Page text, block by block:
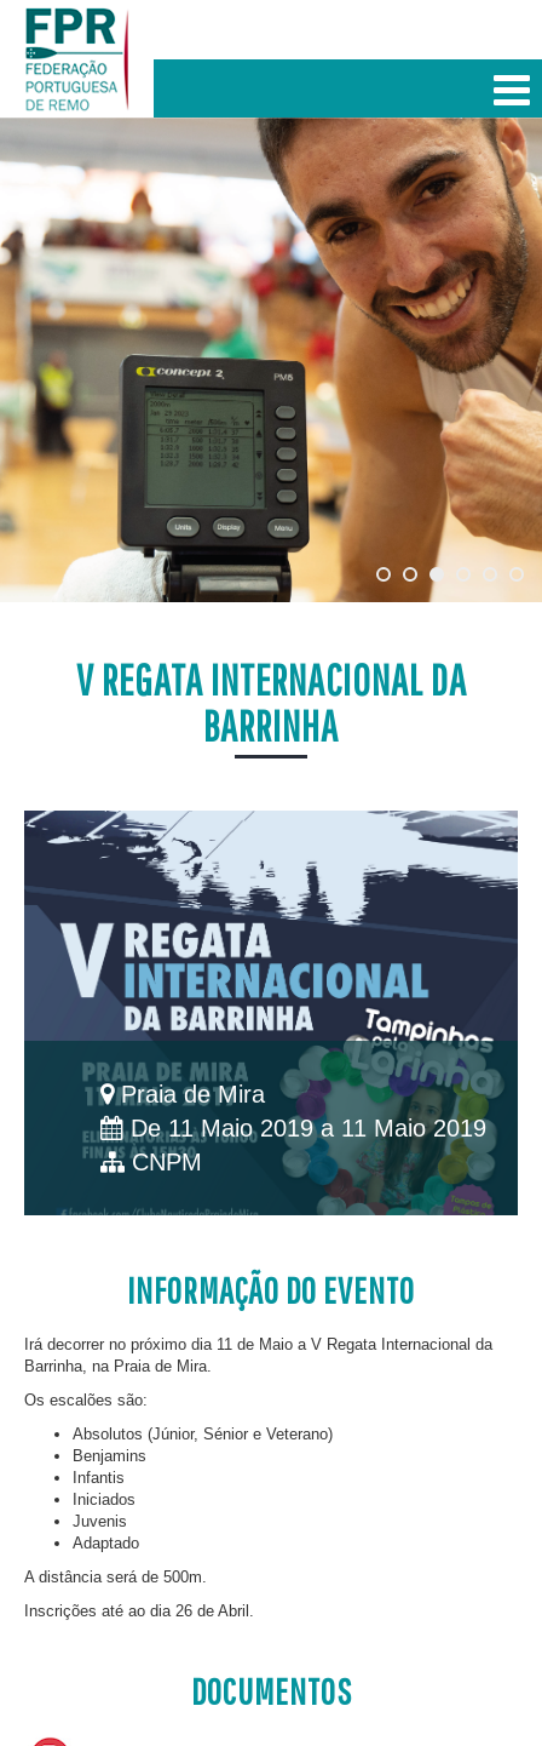
V REGATA INTERNACIONAL DA
BARRINHA
Praia de Mira
De 11 Maio 2019 a 11 Maio 2019
CNPM
INFORMAÇÃO DO EVENTO
Irá decorrer no próximo dia 11 de Maio a V Regata Internacional da
Barrinha, na Praia de Mira.
Os escalões são:
Absolutos (Júnior, Sénior e Veterano)
Benjamins
Infantis
Iniciados
Juvenis
Adaptado
A distância será de 500m.
Inscrições até ao dia 26 de Abril.
DOCUMENTOS